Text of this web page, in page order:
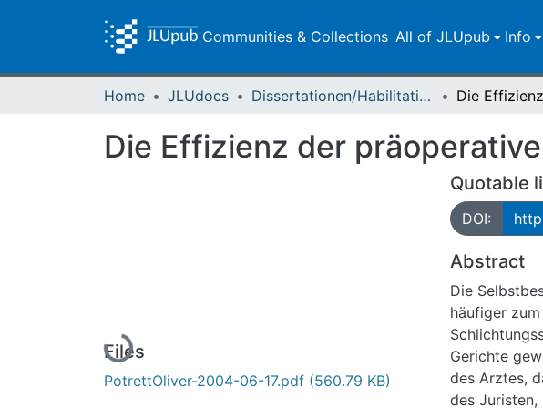
Communities & Collections All of JLUpub Info
Home JLUdocs Dissertationen/Habilitationen
Die Effizienz der
Loading...
Files
PotrettOliver-2004-06-17.pdf (560.79 KB)
Quotable
DOI:
Abstract
Die
häufiger
Gerichte
des Arztes,
des Juristen,